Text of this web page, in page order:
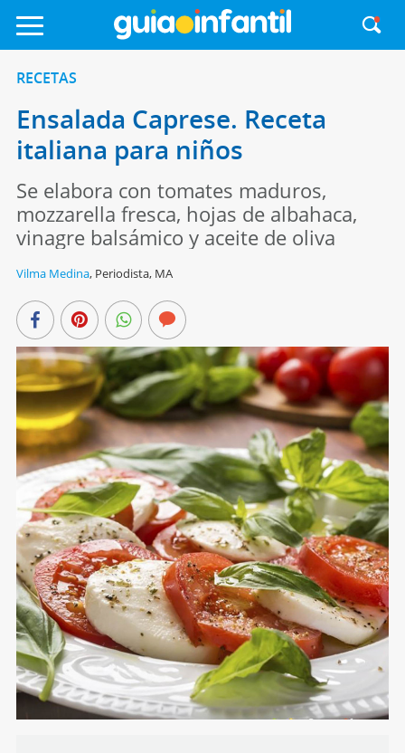
RECETAS
Ensalada Caprese. Receta
italiana para niños
Se elabora con tomates maduros,
mozzarella fresca, hojas de albahaca,
vinagre balsámico y aceite de oliva
Vilma Medina, Periodista, MA